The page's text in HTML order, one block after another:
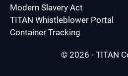
Modern Slavery Act
TITAN Whistleblower Portal
Container Tracking
© 2026 - TITAN